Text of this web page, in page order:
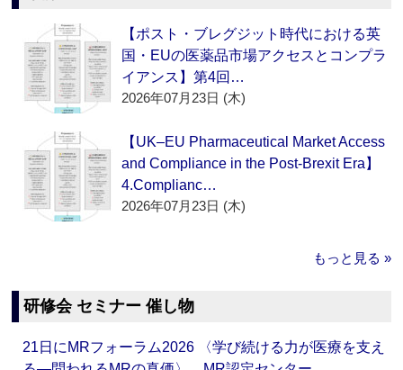
【ポスト・ブレグジット時代における英
国・EUの医薬品市場アクセスとコンプラ
イアンス】第4回…
2026年07月23日 (木)
【UK–EU Pharmaceutical Market Access
and Compliance in the Post-Brexit Era】
4.Complianc…
2026年07月23日 (木)
もっと見る »
研修会 セミナー 催し物
21日にMRフォーラム2026 〈学び続ける力が医療を支え